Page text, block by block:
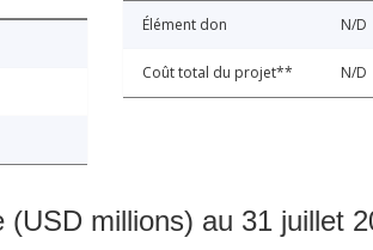
Élément don N/D
Coût total du projet** N/D
millions) au 31 juillet